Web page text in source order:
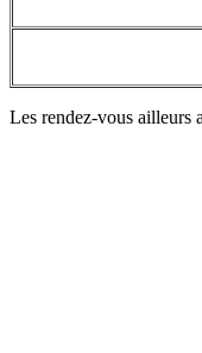
Les rendez-vous ailleurs